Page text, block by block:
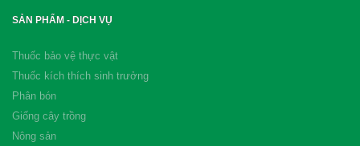
SẢN PHẨM - DỊCH VỤ
Thuốc bảo vệ thực vật
Thuốc kích thích sinh trưởng
Phân bón
Giống cây trồng
Nông sản